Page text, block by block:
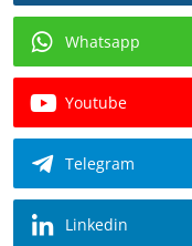
Whatsapp
Youtube
Telegram
Linkedin